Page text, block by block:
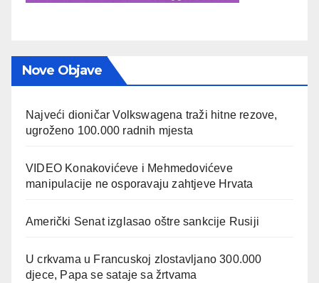
Nove Objave
Najveći dioničar Volkswagena traži hitne rezove,
ugroženo 100.000 radnih mjesta
VIDEO Konakovićeve i Mehmedovićeve
manipulacije ne osporavaju zahtjeve Hrvata
Američki Senat izglasao oštre sankcije Rusiji
U crkvama u Francuskoj zlostavljano 300.000
djece, Papa se sataje sa žrtvama